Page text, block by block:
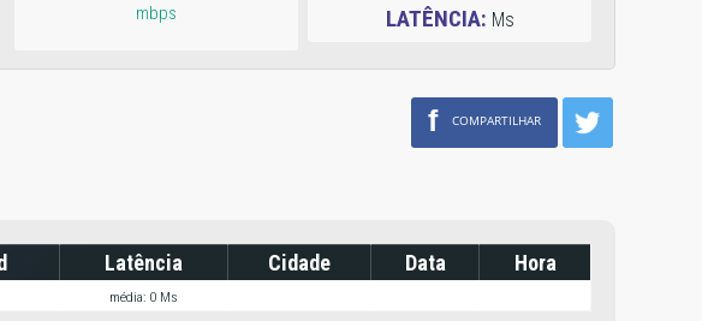
mbps LATÊNCIA: Ms
f COMPARTILHAR
Latência Cidade Data Hora
média: 0 Ms